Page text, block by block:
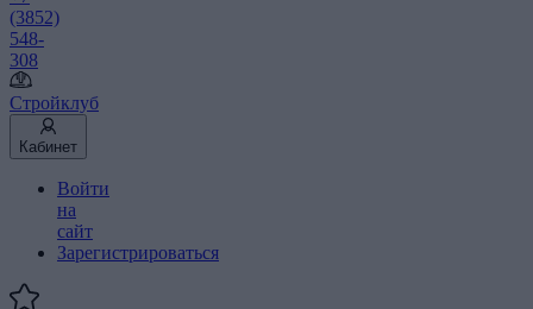
(3852)
548-
308
Стройклуб
Кабинет
Войти
на
сайт
Зарегистрироваться